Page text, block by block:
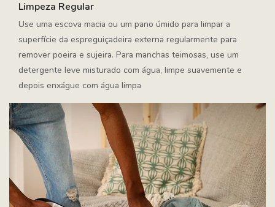
Limpeza Regular
Use uma escova macia ou um pano úmido para limpar a
superfície da espreguiçadeira externa regularmente para
remover poeira e sujeira. Para manchas teimosas, use um
detergente leve misturado com água, limpe suavemente e
depois enxágue com água limpa